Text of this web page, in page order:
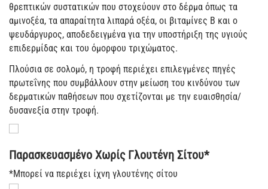
θρεπτικών συστατικών που στοχεύουν στο δέρμα όπως τα
αμινοξέα, τα απαραίτητα λιπαρά οξέα, οι βιταμίνες Β και ο
ψευδάργυρος, αποδεδειγμένα για την υποστήριξη της υγιούς
επιδερμίδας και του όμορφου τριχώματος.
Πλούσια σε σολομό, η τροφή περιέχει επιλεγμένες πηγές
πρωτεΐνης που συμβάλλουν στην μείωση του κινδύνου των
δερματικών παθήσεων που σχετίζονται με την ευαισθησία/
δυσανεξία στην τροφή.
Παρασκευασμένο Χωρίς Γλουτένη Σίτου*
*Μπορεί να περιέχει ίχνη γλουτένης σίτου